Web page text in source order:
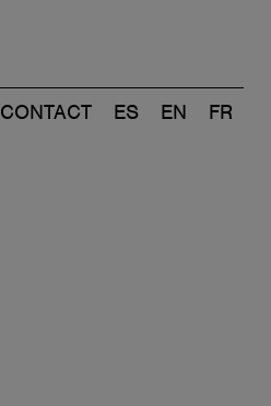
CONTACT ES EN FR